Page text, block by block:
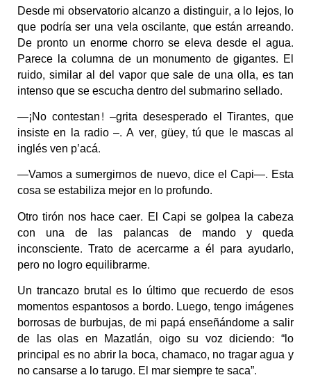
Desde mi observatorio alcanzo a distinguir, a lo lejos, lo
que podría ser una vela oscilante, que están arreando.
De pronto un enorme chorro se eleva desde el agua.
Parece la columna de un monumento de gigantes. El
ruido, similar al del vapor que sale de una olla, es tan
intenso que se escucha dentro del submarino sellado.
—¡No contestan! –grita desesperado el Tirantes, que
insiste en la radio –. A ver, güey, tú que le mascas al
inglés ven p’acá.
—Vamos a sumergirnos de nuevo, dice el Capi—. Esta
cosa se estabiliza mejor en lo profundo.
Otro tirón nos hace caer. El Capi se golpea la cabeza
con una de las palancas de mando y queda
inconsciente. Trato de acercarme a él para ayudarlo,
pero no logro equilibrarme.
Un trancazo brutal es lo último que recuerdo de esos
momentos espantosos a bordo. Luego, tengo imágenes
borrosas de burbujas, de mi papá enseñándome a salir
de las olas en Mazatlán, oigo su voz diciendo: “lo
principal es no abrir la boca, chamaco, no tragar agua y
no cansarse a lo tarugo. El mar siempre te saca”.